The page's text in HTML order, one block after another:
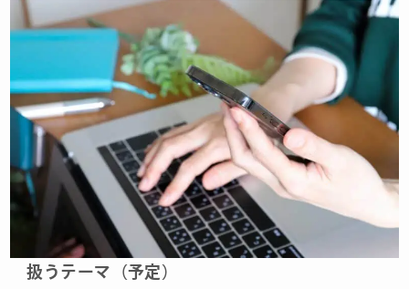
扱うテーマ（予定）